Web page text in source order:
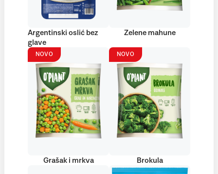
Argentinski oslić bez
glave
Zelene mahune
NOVO
Grašak i mrkva
NOVO
Brokula